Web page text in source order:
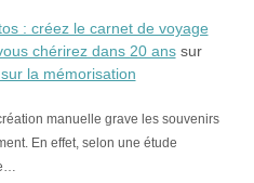
: créez le carnet de voyage
chérirez dans 20 anssur
la mémorisation
manuelle grave les souvenirs
En effet, selon une étude